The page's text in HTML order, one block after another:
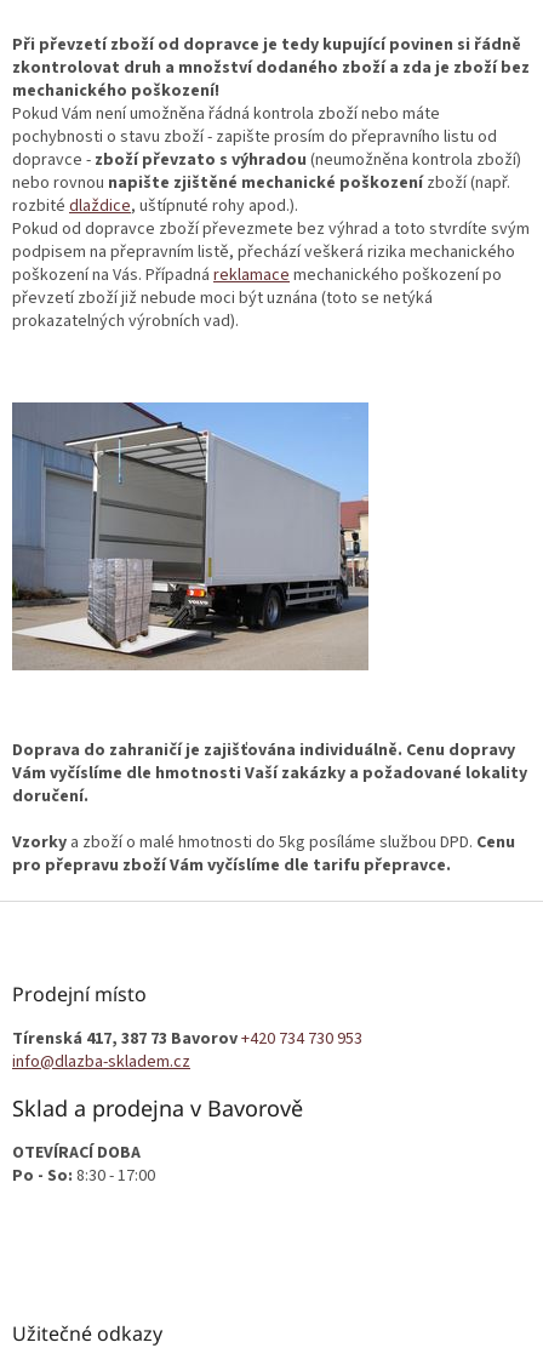
Při převzetí zboží od dopravce je tedy kupující povinen si řádně
zkontrolovat druh a množství dodaného zboží a zda je zboží bez
mechanického poškození!
Pokud Vám není umožněna řádná kontrola zboží nebo máte
pochybnosti o stavu zboží - zapište prosím do přepravního listu od
dopravce - zboží převzato s výhradou (neumožněna kontrola zboží)
nebo rovnou napište zjištěné mechanické poškozenízboží (např.
rozbité dlaždice, uštípnuté rohy apod.).
Pokud od dopravce zboží převezmete bez výhrad a toto stvrdíte svým
podpisem na přepravním listě, přechází veškerá rizika mechanického
poškození na Vás. Případná reklamace mechanického poškození po
převzetí zboží již nebude moci být uznána (toto se netýká
prokazatelných výrobních vad).
Doprava do zahraničí je zajišťována individuálně. Cenu dopravy
Vám vyčíslíme dle hmotnosti Vaší zakázky a požadované lokality
doručení.
Vzorky a zboží o malé hmotnosti do 5kg posíláme službou DPD. Cenu
pro přepravu zboží Vám vyčíslíme dle tarifu přepravce.
Z
Prodejní místo
Tírenská 417, 387 73 Bavorov+420 734 730 953
info@dlazba-skladem.cz
Sklad a prodejna v Bavorově
OTEVÍRACÍ DOBA
Po - So: 8:30 - 17:00
Užitečné odkazy